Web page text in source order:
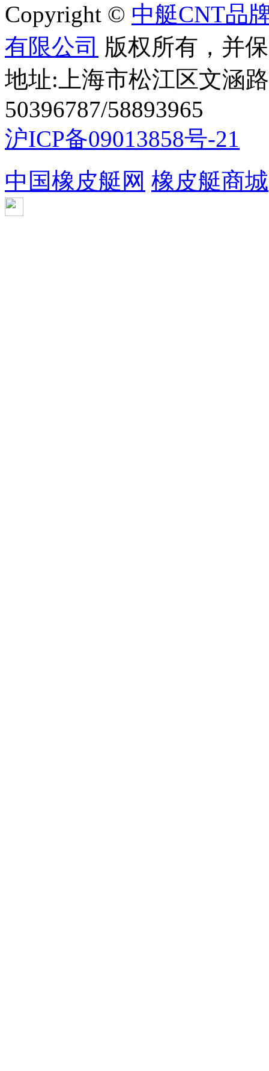
Copyright © 中艇CNT品
有限公司 版权所有，并
地址:上海市松江区文涵
50396787/58893965
沪ICP备09013858号-21
中国橡皮艇网 橡皮艇商城